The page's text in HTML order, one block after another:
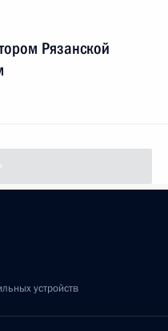
Рязанской
устройств